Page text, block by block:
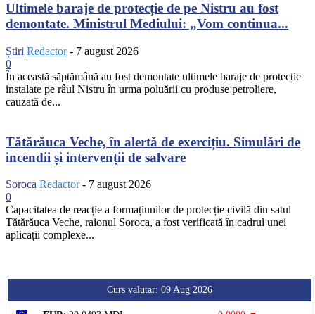
Ultimele baraje de protecție de pe Nistru au fost
demontate. Ministrul Mediului: „Vom continua...
Știri Redactor - 7 august 2026
0
În această săptămână au fost demontate ultimele baraje de protecție
instalate pe râul Nistru în urma poluării cu produse petroliere,
cauzată de...
Tătărăuca Veche, în alertă de exercițiu. Simulări de
incendii și intervenții de salvare
Soroca Redactor - 7 august 2026
0
Capacitatea de reacție a formațiunilor de protecție civilă din satul
Tătărăuca Veche, raionul Soroca, a fost verificată în cadrul unei
aplicații complexe...
Curs valutar: 09 Aug 2026